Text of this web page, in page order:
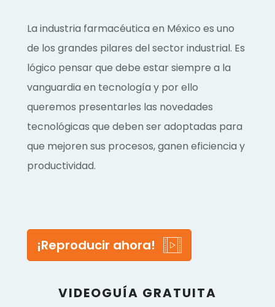
La industria farmacéutica en México es uno
de los grandes pilares del sector industrial. Es
lógico pensar que debe estar siempre a la
vanguardia en tecnología y por ello
queremos presentarles las novedades
tecnológicas que deben ser adoptadas para
que mejoren sus procesos, ganen eficiencia y
productividad.
¡Reproducir ahora!
VIDEOGUÍA GRATUITA